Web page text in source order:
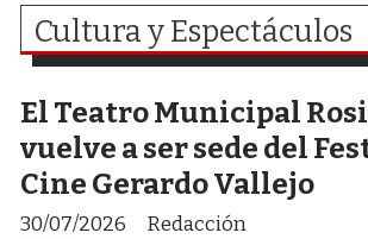
Cultura y Espectáculos
El Teatro Municipal
vuelve a ser sede del
Cine Gerardo Vallejo
Redacción
30/07/2026